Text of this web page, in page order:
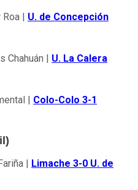
| U. de Concepción
Chahuán | U. La Calera
| Colo-Colo 3-1
|
Limache 3-0 U. de